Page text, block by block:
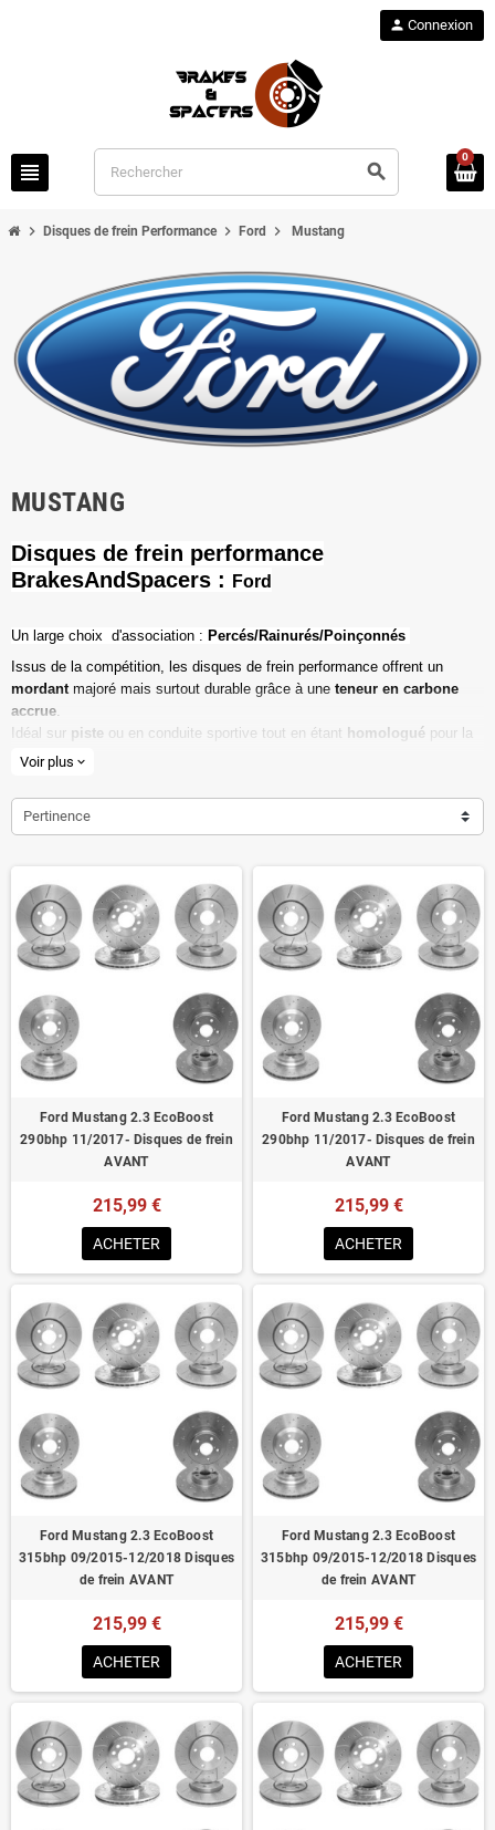
view_headline search
person Connexion
0
chevron_right Disques de frein Performance chevron_right Ford chevron_right Mustang
MUSTANG
Disques de frein performance
BrakesAndSpacers :
Ford
Un l arge choix d'association : Percés/Rainurés/Poinçonnés
Issus de la compétition, les disques de frein performance offrent un
mordant majoré mais surtout durable grâce à une teneur en carbone
accrue.
Idéal sur piste ou en conduite sportive tout en étant homologué pour la
route ouverte.
Dimensions d'origine respectées
Installation en lieu et place.
Homologué pour le contrôle technique
Voir plus expand_more
Pertinence
Ford Mustang 2.3 EcoBoost
290bhp 11/2017- Disques de frein
AVANT
215,99 €
ACHETER
Ford Mustang 2.3 EcoBoost
290bhp 11/2017- Disques de frein
AVANT
215,99 €
ACHETER
Ford Mustang 2.3 EcoBoost
315bhp 09/2015-12/2018 Disques
de frein AVANT
215,99 €
ACHETER
Ford Mustang 2.3 EcoBoost
315bhp 09/2015-12/2018 Disques
de frein AVANT
215,99 €
ACHETER